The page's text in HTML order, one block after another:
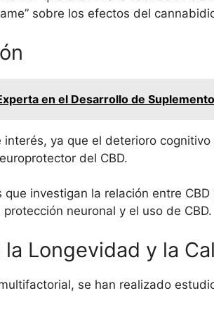
sobre los efectos del
en el Desarrollo de
interés, ya que el deterioro
del CBD.
investigan la relación entre
neuronal y el uso de CBD.
Longevidad y la
se han realizado